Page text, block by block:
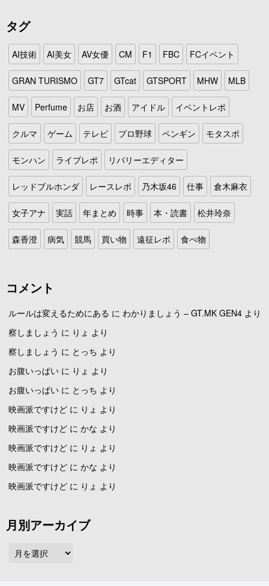
タグ
AI技術 AI美女 AV女優 CM F1 FBC FCイベント
GRAN TURISMO GT7 GTcat GTSPORT MHW MLB
MV Perfume お店 お酒 アイドル イベントレポ
クルマ ゲーム テレビ プロ野球 ペンギン モタスポ
モンハン ライブレポ リバリーエディター
レッドブルホンダ レースレポ 乃木坂46 仕事 倉木麻衣
女子アナ 実話 年まとめ 時事 本・読書 松井玲奈
森香澄 病気 競馬 買い物 遠征レポ 食べ物
コメント
ルールは変えるためにある に わかりましょう – GT.MK GEN4 より
察しましょう に りょ より
察しましょう に とっち より
お腹いっぱい に りょ より
お腹いっぱい に とっち より
映画派ですけど に りょ より
映画派ですけど に かな より
映画派ですけど に りょ より
映画派ですけど に かな より
映画派ですけど に りょ より
月別アーカイブ
別